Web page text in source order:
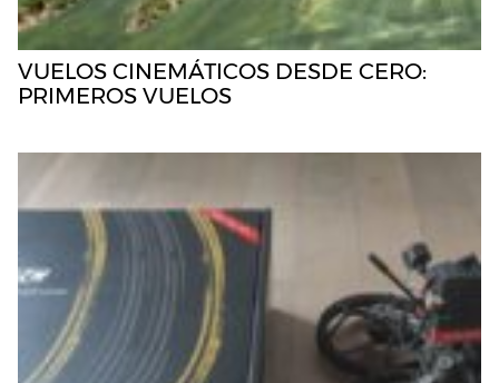
VUELOS CINEMÁTICOS DESDE CERO:
PRIMEROS VUELOS